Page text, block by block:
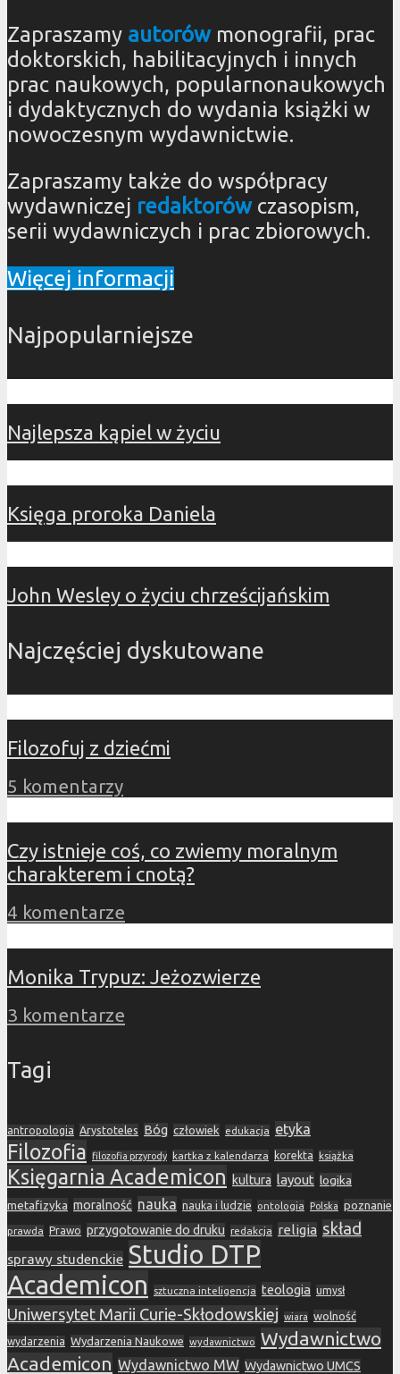
Zapraszamy autorówmonografii, prac
doktorskich, habilitacyjnych i innych
prac naukowych, popularnonaukowych
i dydaktycznych do wydania książki w
nowoczesnym wydawnictwie.
Zapraszamy także do współpracy
wydawniczej redaktorówczasopism,
serii wydawniczych i prac zbiorowych.
Więcej informacji
Najpopularniejsze
Najlepsza kąpiel w życiu
Księga proroka Daniela
John Wesley o życiu chrześcijańskim
Najczęściej dyskutowane
Filozofuj z dziećmi
5 komentarzy
Czy istnieje coś, co zwiemy moralnym
charakterem i cnotą?
4 komentarze
Monika Trypuz: Jeżozwierze
3 komentarze
Tagi
antropologia Arystoteles Bóg człowiek edukacja etyka
Filozofia filozofia przyrody kartka z kalendarza korekta książka
Księgarnia Academicon kultura layout logika
metafizyka moralność nauka nauka i ludzie ontologia Polska poznanie
prawda Prawo przygotowanie do druku redakcja religia skład
sprawy studenckie Studio DTP
Academicon
sztuczna inteligencja teologia umysł
Uniwersytet Marii Curie-Skłodowskiej wiara wolność
wydarzenia Wydarzenia Naukowe wydawnictwo Wydawnictwo
Academicon Wydawnictwo MW Wydawnictwo UMCS